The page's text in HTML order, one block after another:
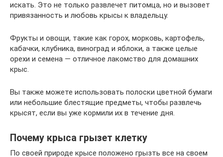
искать. Это не только развлечет питомца, но и вызовет
привязанность и любовь крысы к владельцу.
Фрукты и овощи, такие как горох, морковь, картофель,
кабачки, клубника, виноград и яблоки, а также целые
орехи и семена — отличное лакомство для домашних
крыс.
Вы также можете использовать полоски цветной бумаги
или небольшие блестящие предметы, чтобы развлечь
крысят, если вы уже кормили их в течение дня.
Почему крыса грызет клетку
По своей природе крысе положено грызть все на своем